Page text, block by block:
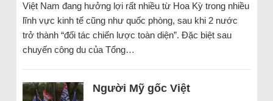
Việt Nam đang hưởng lợi rất nhiều từ Hoa Kỳ trong nhiều
lĩnh vực kinh tế cũng như quốc phòng, sau khi 2 nước
trở thành “đối tác chiến lược toàn diện”. Đặc biệt sau
chuyến công du của Tổng…
Người Mỹ gốc Việt